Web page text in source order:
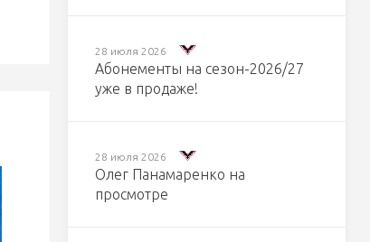
28 июля 2026
Абонементы на сезон-2026/27
уже в продаже!
28 июля 2026
Олег Панамаренко на
просмотре